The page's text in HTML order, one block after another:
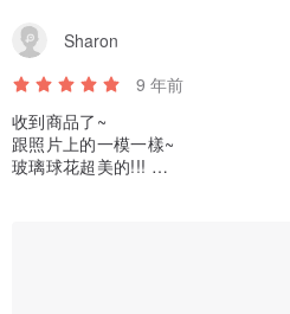
Sharon
9 年前
收到商品了~
跟照片上的一模一樣~
玻璃球花超美的!!!